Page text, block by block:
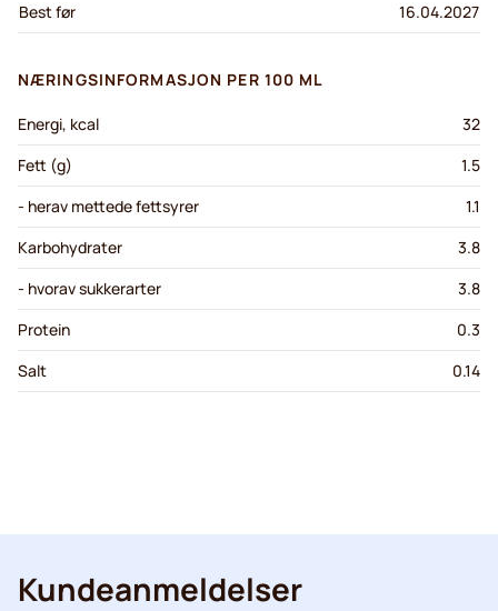
Best før
16.04.2027
NÆRINGSINFORMASJON PER 100 ML
Energi, kcal
32
Fett (g)
1.5
- herav mettede fettsyrer
1.1
Karbohydrater
3.8
- hvorav sukkerarter
3.8
Protein
0.3
Salt
0.14
Kundeanmeldelser